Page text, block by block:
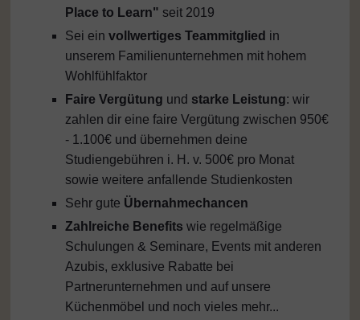
Place to Learn" seit 2019
Sei ein vollwertiges Teammitglied in
unserem Familienunternehmen mit hohem
Wohlfühlfaktor
Faire Vergütung und starke Leistung: wir
zahlen dir eine faire Vergütung zwischen 950€
- 1.100€ und übernehmen deine
Studiengebühren i. H. v. 500€ pro Monat
sowie weitere anfallende Studienkosten
Sehr gute Übernahmechancen
Zahlreiche Benefits wie regelmäßige
Schulungen & Seminare, Events mit anderen
Azubis, exklusive Rabatte bei
Partnerunternehmen und auf unsere
Küchenmöbel und noch vieles mehr...